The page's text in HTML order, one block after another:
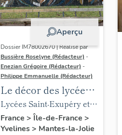
Aperçu
Dossier IM78002670 | Réalisé par
Bussière Roselyne (Rédacteur) -
Enezian Grégoire (Rédacteur) -
Philippe Emmanuelle (Rédacteur)
Le décor des lycées
de Mantes
Lycées Saint-Exupéry et
Jean Rostand
France > Île-de-France >
Yvelines> Mantes-la-Jolie